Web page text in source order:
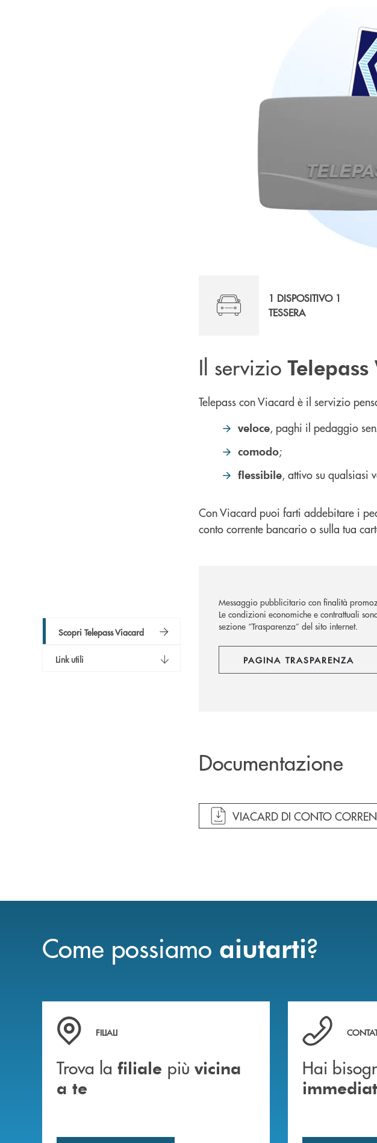
Scopri Telepass Viacard
Link utili
1 DISPOSITIVO 1
TESSERA
Il servizio
Telepass con Viacard è il servizio
veloce, paghi il pedaggio
comodo;
flessibile, attivo su qualsiasi
Con Viacard puoi farti addebitare i
conto corrente bancario o sulla tua
Messaggio pubblicitario con finalità
Le condizioni economiche e contrattuali
sezione “Trasparenza” del sito internet.
PAGINA TRASPARENZA
Documentazione
apre documento in una nuova
VIACARD DI CONTO
Come possiamo aiutarti?
Trova la filiale più vicina a te
FILIALI
Trova la filiale più vicina
a te
Hai bisogno di
Hai